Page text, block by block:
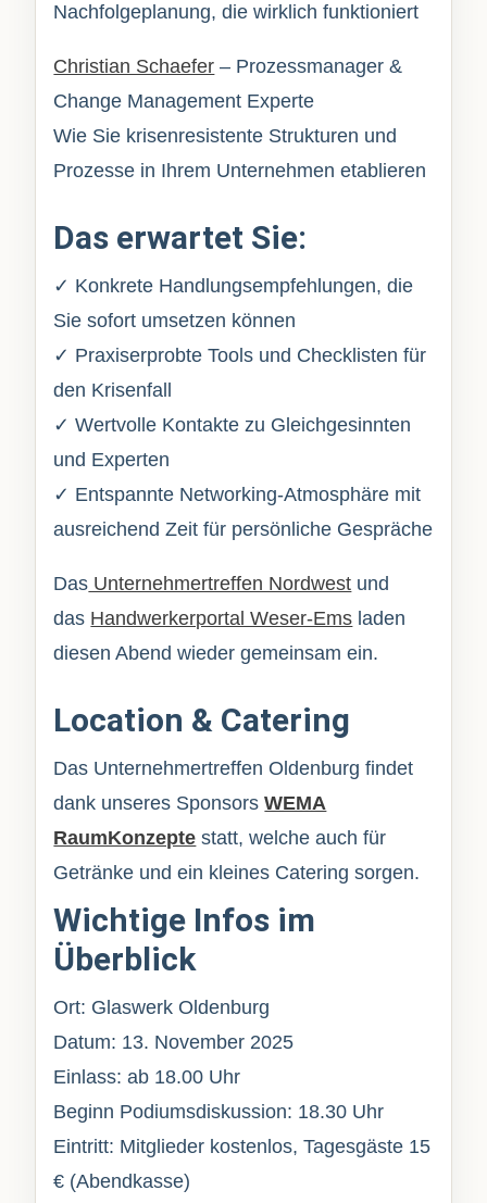
Nachfolgeplanung, die wirklich funktioniert
Christian Schaefer – Prozessmanager &
Change Management Experte
Wie Sie krisenresistente Strukturen und
Prozesse in Ihrem Unternehmen etablieren
Das erwartet Sie:
✓ Konkrete Handlungsempfehlungen, die
Sie sofort umsetzen können
✓ Praxiserprobte Tools und Checklisten für
den Krisenfall
✓ Wertvolle Kontakte zu Gleichgesinnten
und Experten
✓ Entspannte Networking-Atmosphäre mit
ausreichend Zeit für persönliche Gespräche
Das Unternehmertreffen Nordwest und
das Handwerkerportal Weser-Ems laden
diesen Abend wieder gemeinsam ein.
Location & Catering
Das Unternehmertreffen Oldenburg findet
dank unseres SponsorsWEMA
RaumKonzepte statt, welche auch für
Getränke und ein kleines Catering sorgen.
Wichtige Infos im
Überblick
Ort: Glaswerk Oldenburg
Datum: 13. November 2025
Einlass: ab 18.00 Uhr
Beginn Podiumsdiskussion: 18.30 Uhr
Eintritt: Mitglieder kostenlos, Tagesgäste 15
€ (Abendkasse)